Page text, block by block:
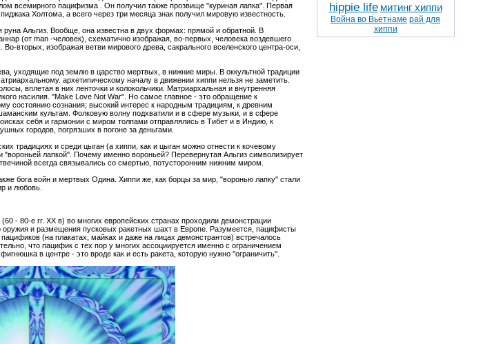
всемирного пацифизма . Он получил также прозвище "куриная лапка". Первая
Холтома, а всего через три месяца знак получил мировую известность.
руна Альгиз. Вообще, она известна в двух формах: прямой и обратной. В
(от man -человек), схематично изображая, во-первых, человека воздевшего
вторых, изображая ветви мирового древа, сакрального вселенского центра-оси,
уходящие под землю в царство мертвых, в нижние миры. В оккультной традиции
архетипическому началу в движении хиппи нельзя не заметить.
вплетая в них ленточки и колокольчики. Матриархальная и внутренняя
насилия. "Make Love Not War". Но самое главное - это обращение к
состоянию сознания; высокий интерес к народным традициям, к древним
культам. Фолковую волну подхватили и в сфере музыки, и в сфере
себя и гармонии с миром толпами отправлялись в Тибет и в Индию, к
городов, погрязших в погоне за деньгами.
традициях и среди цыган (а хиппи, как и цыган можно отнести к кочевому
лапкой". Почему именно вороньей? Перевернутая Альгиз символизирует
всегда связывались со смертью, потусторонним нижним миром.
бога войн и мертвых Одина. Хиппи же, как борцы за мир, "воронью лапку" стали
и любовь.
80-е гг. XX в) во многих европейских странах проходили демонстрации
оружия и размещения пусковых ракетных шахт в Европе. Разумеется, пацифисты
(на плакатах, майках и даже на лицах демонстрантов) встречалось
что пацифик с тех пор у многих ассоциируется именно с ограничением
в центре - это вроде как и есть ракета, которую нужно ''ограничить''.
hippie life митинг хиппи
Война во Вьетнаме рай для
хиппи